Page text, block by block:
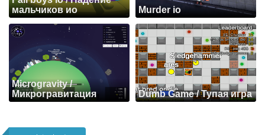
мальчиков ио
Murder io
Microgravity /
Микрогравитация
Dumb Game / Тупая игра